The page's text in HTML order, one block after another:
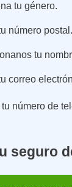
tu género.
número postal.
tu
correo
número de
seguro